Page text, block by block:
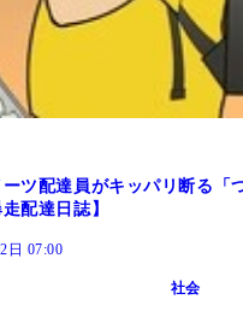
ツ配達員がキッパリ断る「
配達日誌】
日 07:00
社会